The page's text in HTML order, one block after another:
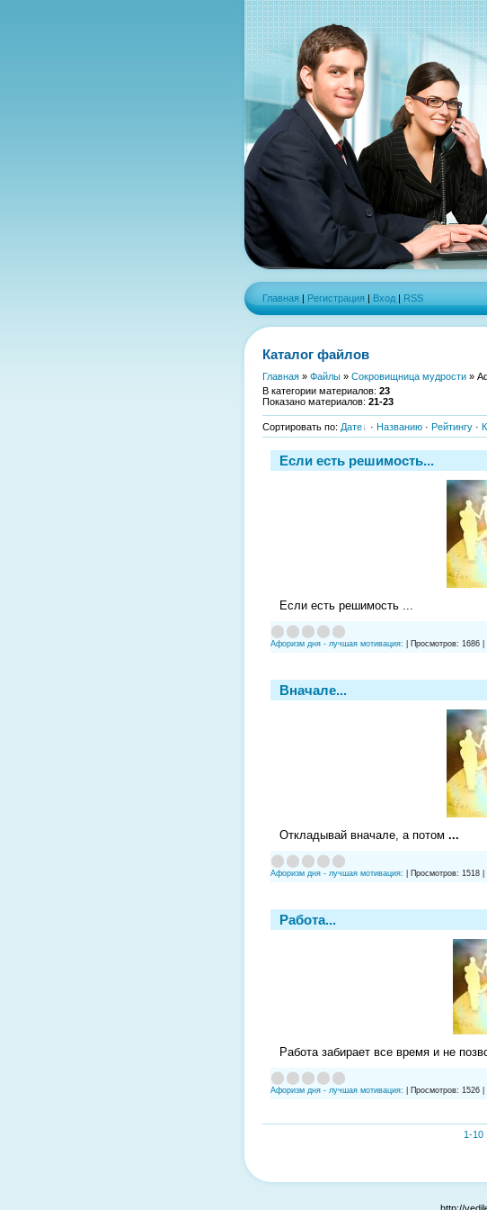
Главная | Регистрация | Вход | RSS
Каталог файлов
Главная » Файлы » Сокровищница мудрости »
В категории материалов: 23
Показано материалов: 21-23
Сортировать по: Дате · Названию · Рейтингу ·
Если есть решимость...
Если есть решимость ...
Афоризм дня - лучшая мотивация: Просмотров: 1686
Вначале...
Откладывай вначале, а потом ...
Афоризм дня - лучшая мотивация: Просмотров: 1518
Работа...
Работа забирает все время и не
Афоризм дня - лучшая мотивация: Просмотров: 1526
1-10